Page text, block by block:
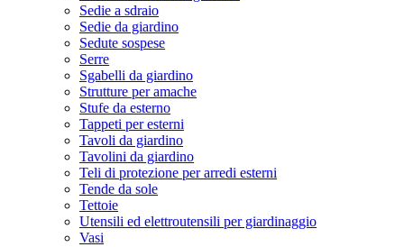
Sedie a sdraio
Sedie da giardino
Sedute sospese
Serre
Sgabelli da giardino
Strutture per amache
Stufe da esterno
Tappeti per esterni
Tavoli da giardino
Tavolini da giardino
Teli di protezione per arredi esterni
Tende da sole
Tettoie
Utensili ed elettroutensili per giardinaggio
Vasi